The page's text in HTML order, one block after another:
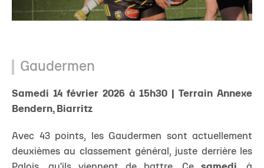
Gaudermen
Samedi 14 février 2026 à 15h30 | Terrain Annexe
Bendern, Biarritz
Avec 43 points, les Gaudermen sont actuellement
deuxièmes au classement général, juste derrière les